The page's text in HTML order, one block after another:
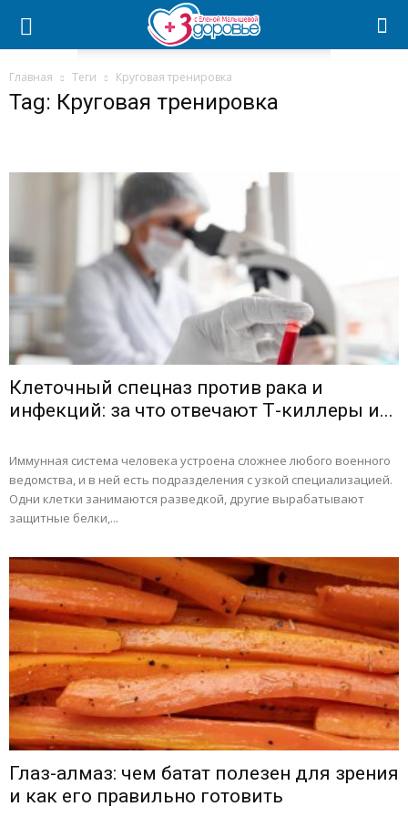
Главная Теги Круговая тренировка
Tag: Круговая тренировка
Клеточный спецназ против рака и
инфекций: за что отвечают Т-киллеры и...
Иммунная система человека устроена сложнее любого военного
ведомства, и в ней есть подразделения с узкой специализацией.
Одни клетки занимаются разведкой, другие вырабатывают
защитные белки,...
Глаз-алмаз: чем батат полезен для зрения
и как его правильно готовить